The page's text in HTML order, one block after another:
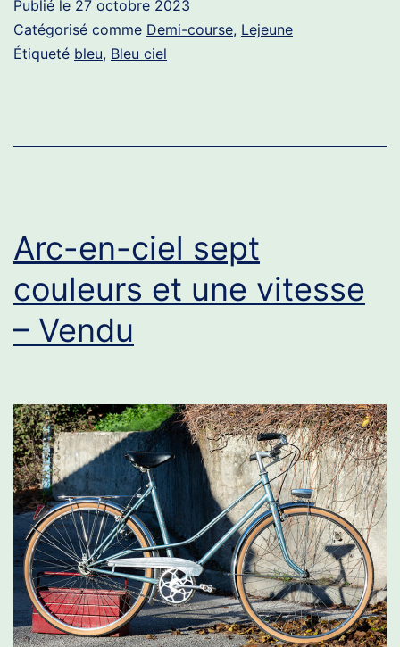
Vendu
Publié le 27 octobre 2023
Catégorisé comme Demi-course, Lejeune
Étiqueté bleu, Bleu ciel
Arc-en-ciel sept
couleurs et une vitesse
– Vendu